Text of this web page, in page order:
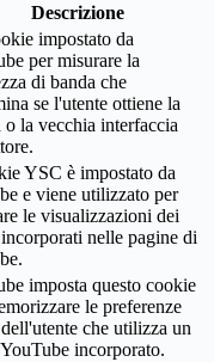
Descrizione
impostato da
per misurare la
di banda che
se l'utente ottiene la
o la vecchia interfaccia
YSC è impostato da
e viene utilizzato per
le visualizzazioni dei
nelle pagine di
imposta questo cookie
le preferenze
che utilizza un
incorporato.